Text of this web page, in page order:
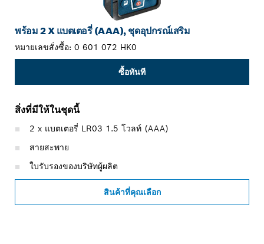
พร้อม 2 X แบตเตอรี่ (AAA), ชุดอุปกรณ์เสริม
หมายเลขสั่งซื้อ: 0 601 072 HK0
ซื้อทันที
สิ่งที่มีให้ในชุดนี้
2 x แบตเตอรี่ LR03 1.5 โวลท์ (AAA)
สายสะพาย
ใบรับรองของบริษัทผู้ผลิต
สินค้าที่คุณเลือก